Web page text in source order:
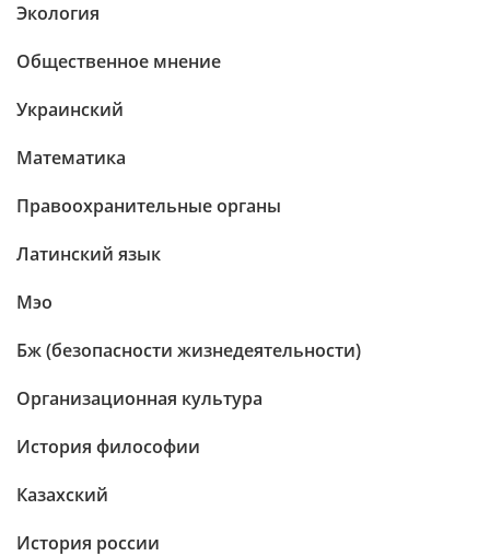
Экология
Общественное мнение
Украинский
Математика
Правоохранительные органы
Латинский язык
Мэо
Бж (безопасности жизнедеятельности)
Организационная культура
История философии
Казахский
История россии